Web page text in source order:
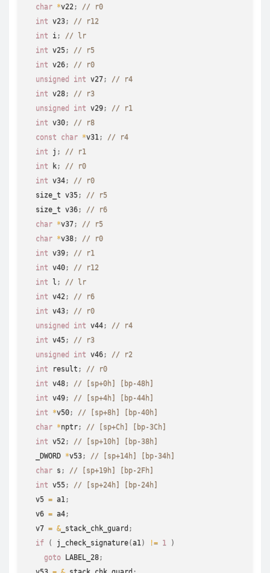
char *v22;
// r0
int v23;
// r12
int i;
// lr
int v25;
// r5
int v26;
// r0
unsigned
int v27;
// r4
int v28;
// r3
unsigned
int v29;
// r1
int v30;
// r8
const
char *v31;
// r4
int j ;
// r1
int k;
// r0
int v34;
// r0
  size_t v35
;
// r5
  size_t v36
;
// r6
char *v37;
// r5
char *v38;
// r0
int v39;
// r1
int v40;
// r12
int l ;
// lr
int v42;
// r6
int v43;
// r0
unsigned
int v44;
// r4
int v45;
// r3
unsigned
int v46;
// r2
int result ;
// r0
int v48;
// [sp+0h] [bp-48h]
int v49;
// [sp+4h] [bp-44h]
int
*v50;
// [sp+8h] [bp-40h]
char *nptr;
// [sp+Ch] [bp-3Ch]
int v52;
// [sp+10h] [bp-38h]
  _DWORD
*v53;
// [sp+14h] [bp-34h]
char s ;
// [sp+19h] [bp-2Fh]
int v55;
// [sp+24h] [bp-24h]
  v5
= a1;
  v6
= a4;
  v7
= & _stack_chk_guard ;
if
( j_check_signature(a1) != 1
)
goto LABEL_28;